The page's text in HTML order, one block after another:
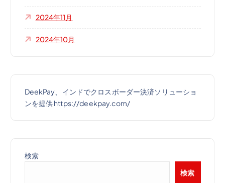
2024年11月
2024年10月
DeekPay、インドでクロスボーダー決済ソリューショ
ンを提供 https://deekpay.com/
検索
検索